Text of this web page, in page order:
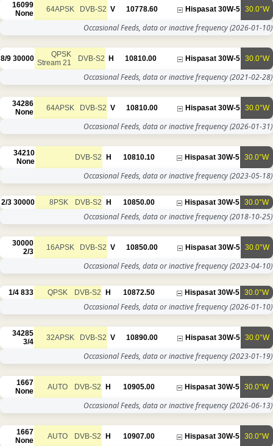
10778.60
V
DVB-S2
64APSK
16099
None
Occasional Feeds, data or
10810.00
H
DVB-S2
QPSK
Stream 21
30000
8/9
Occasional Feeds, data or
10810.00
V
DVB-S2
64APSK
34286
None
Occasional Feeds, data or
10810.10
H
DVB-S2
34210
None
Occasional Feeds, data or
10850.00
H
DVB-S2
8PSK
30000
2/3
Occasional Feeds, data or
10850.00
V
DVB-S2
16APSK
30000
2/3
Occasional Feeds, data or
10872.50
H
DVB-S2
QPSK
1/4
Occasional Feeds, data or
10890.00
V
DVB-S2
32APSK
34285
3/4
Occasional Feeds, data or
10905.00
H
DVB-S2
AUTO
1667
None
Occasional Feeds, data or
10907.00
H
DVB-S2
AUTO
1667
None